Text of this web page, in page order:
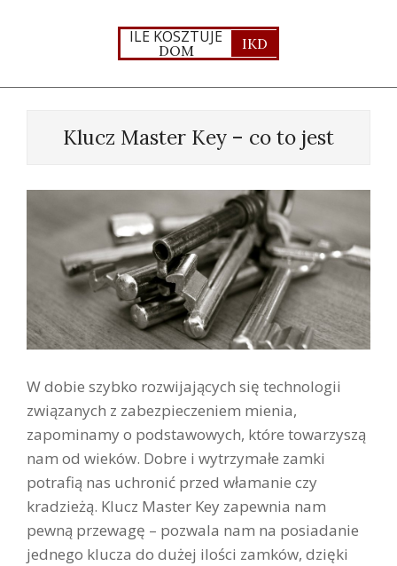
ILE KOSZTUJE
DOM IKD
Klucz Master Key – co to jest
W dobie szybko rozwijających się technologii
związanych z zabezpieczeniem mienia,
zapominamy o podstawowych, które towarzyszą
nam od wieków. Dobre i wytrzymałe zamki
potrafią nas uchronić przed włamanie czy
kradzieżą. Klucz Master Key zapewnia nam
pewną przewagę – pozwala nam na posiadanie
jednego klucza do dużej ilości zamków, dzięki